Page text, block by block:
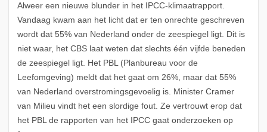
Alweer een nieuwe blunder in het IPCC-klimaatrapport.
Vandaag kwam aan het licht dat er ten onrechte geschreven
wordt dat 55% van Nederland onder de zeespiegel ligt. Dit is
niet waar, het CBS laat weten dat slechts één vijfde beneden
de zeespiegel ligt. Het PBL (Planbureau voor de
Leefomgeving) meldt dat het gaat om 26%, maar dat 55%
van Nederland overstromingsgevoelig is. Minister Cramer
van Milieu vindt het een slordige fout. Ze vertrouwt erop dat
het PBL de rapporten van het IPCC gaat onderzoeken op